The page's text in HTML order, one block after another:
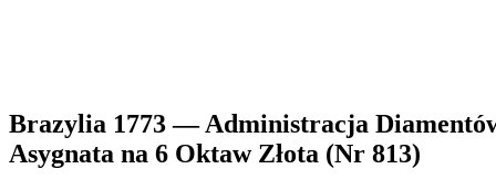
Brazylia 1773 — Administracja
Asygnata na 6 Oktaw Złota (Nr 813)